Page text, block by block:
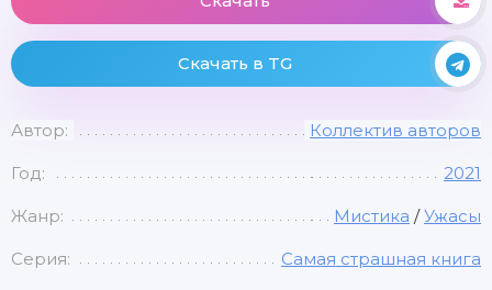
Скачать в TG
Автор: Коллектив авторов
Год: 2021
Жанр: Мистика /Ужасы
Серия: Самая страшная книга